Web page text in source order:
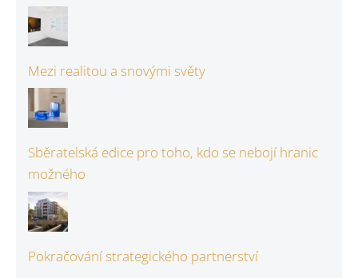
Mezi realitou a snovými světy
Sběratelská edice pro toho, kdo se nebojí hranic
možného
Pokračování strategického partnerství